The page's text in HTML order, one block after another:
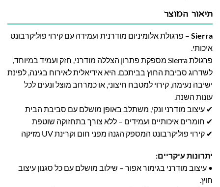
תיאור המוצר
Sierra – פרגולת אלומיניום מודרנית ועמידה עם קירוי פוליקרבונט
איכותי.
פרגולת Sierra מספקת פתרון הצללה מודרני, חזק ועמיד במיוחד,
לשדרוג סביבת החוץ בביתכם. היא אידיאלית לאירוח בגינה, לפינת
ישיבה נעימה, קירוי למטבח חיצוני, או כמרחב מוצל ונעים לכל
עונות השנה.
✔ עיצוב מודרני ונקי, משתלב באופן מושלם עם סביבת הבית
✔ חומרים איכותיים ועמידים – ללא צורך בתחזוקה שוטפת
✔ קירוי פוליקרבונט המספק הגנה מפני חום וקרינת UV מזיקה
יתרונות עיקריים:
• עיצוב מודרני בגימור אפור – שילוב מושלם עם כל סגנון עיצוב
חוץ.